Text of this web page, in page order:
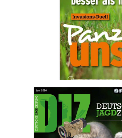
Zum Anfang der Bildergalerie springen
Artikel-Nr. 11202606E
Deutsche